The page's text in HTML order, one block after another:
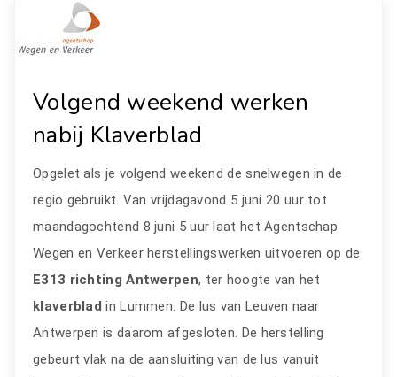
Volgend weekend werken
nabij Klaverblad
Opgelet als je volgend weekend de snelwegen in de
regio gebruikt. Van vrijdagavond 5 juni 20 uur tot
maandagochtend 8 juni 5 uur laat het Agentschap
Wegen en Verkeer herstellingswerken uitvoeren op de
E313 richting Antwerpen, ter hoogte van het
klaverbladin Lummen. De lus van Leuven naar
Antwerpen is daarom afgesloten. De herstelling
gebeurt vlak na de aansluiting van de lus vanuit